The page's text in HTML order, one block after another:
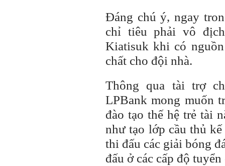
Đáng chú ý, ngay
chỉ tiêu phải vô
Kiatisuk khi có
chất cho đội nhà.
Thông qua tài trợ
LPBank mong muốn
đào tạo thế hệ trẻ tài
như tạo lớp cầu thủ
thi đấu các giải bóng
đấu ở các cấp độ